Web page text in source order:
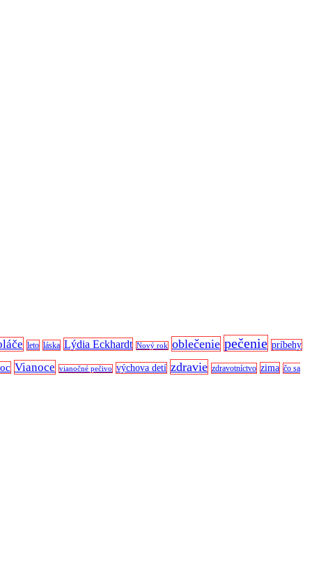
leto láska Lýdia Eckhardt Nový rok oblečenie pečenie príbehy
Vianoce vianočné pečivo výchova detí zdravie zdravotníctvo zima čo sa